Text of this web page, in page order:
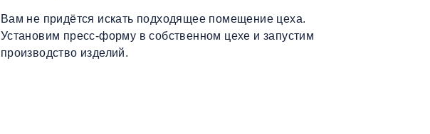
Вам не придётся искать подходящее помещение цеха.
Установим пресс-форму в собственном цехе и запустим
производство изделий.